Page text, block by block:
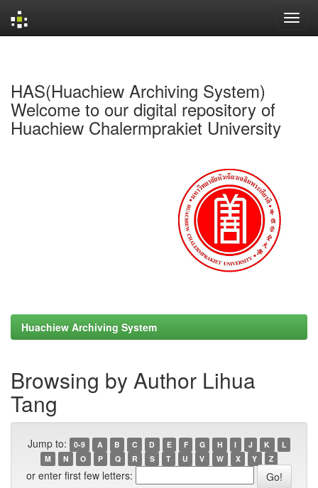
HAS(Huachiew Archiving System)
Welcome to our digital repository of
Huachiew Chalermprakiet University
Huachiew Archiving System
Browsing by Author Lihua
Tang
Jump to: 0-9 A B C D E F G H I J K
L
M
N O P Q R S T U V W X Y Z
or enter first few letters: